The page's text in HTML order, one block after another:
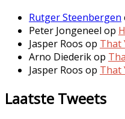
Rutger Steenbergen
Peter Jongeneel op
Jasper Roos op That
Arno Diederikop
Jasper Roos op That
Laatste Tweets